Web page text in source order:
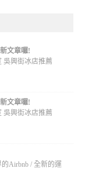
文章囉!
吳興街冰店推薦
文章囉!
吳興街冰店推薦
的Airbnb / 全新的運